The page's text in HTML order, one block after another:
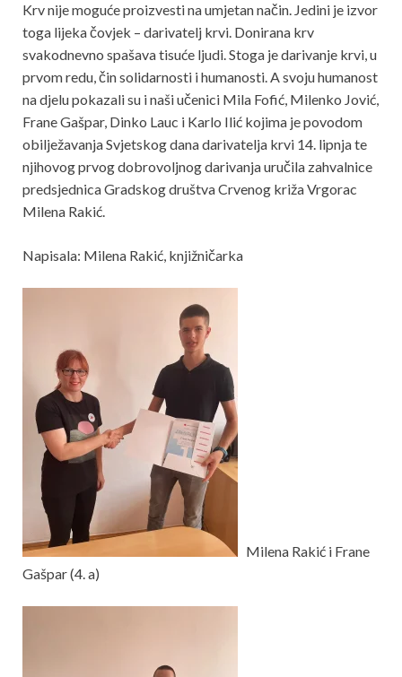
Krv nije moguće proizvesti na umjetan način. Jedini je izvor
toga lijeka čovjek – darivatelj krvi. Donirana krv
svakodnevno spašava tisuće ljudi. Stoga je darivanje krvi, u
prvom redu, čin solidarnosti i humanosti. A svoju humanost
na djelu pokazali su i naši učenici Mila Fofić, Milenko Jović,
Frane Gašpar, Dinko Lauc i Karlo Ilić kojima je povodom
obilježavanja Svjetskog dana darivatelja krvi 14. lipnja te
njihovog prvog dobrovoljnog darivanja uručila zahvalnice
predsjednica Gradskog društva Crvenog križa Vrgorac
Milena Rakić.
Napisala: Milena Rakić, knjižničarka
Milena Rakić i Frane
Gašpar (4. a)